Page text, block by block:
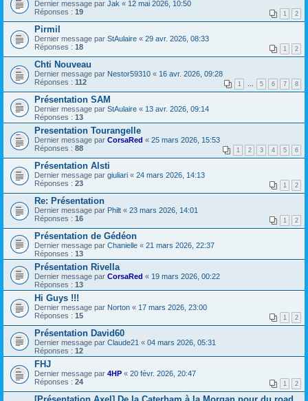
Dernier message par Jak « 12 mai 2026, 10:50
Réponses : 19 1 2
Pirmil
Dernier message par StAulaire « 29 avr. 2026, 08:33
Réponses : 18 1 2
Chti Nouveau
Dernier message par Nestor59310 « 16 avr. 2026, 09:28
Réponses : 112 1 … 5 6 7 8
Présentation SAM
Dernier message par StAulaire « 13 avr. 2026, 09:14
Réponses : 13
Presentation Tourangelle
Dernier message par CorsaRed « 25 mars 2026, 15:53
Réponses : 88 1 2 3 4 5 6
Présentation Alsti
Dernier message par giuliari « 24 mars 2026, 14:13
Réponses : 23 1 2
Re: Présentation
Dernier message par Philt « 23 mars 2026, 14:01
Réponses : 16 1 2
Présentation de Gédéon
Dernier message par Chanielle « 21 mars 2026, 22:37
Réponses : 13
Présentation Rivella
Dernier message par CorsaRed « 19 mars 2026, 00:22
Réponses : 13
Hi Guys !!!
Dernier message par Norton « 17 mars 2026, 23:00
Réponses : 15 1 2
Présentation David60
Dernier message par Claude21 « 04 mars 2026, 05:31
Réponses : 12
FHJ
Dernier message par 4HP « 20 févr. 2026, 20:47
Réponses : 24 1 2